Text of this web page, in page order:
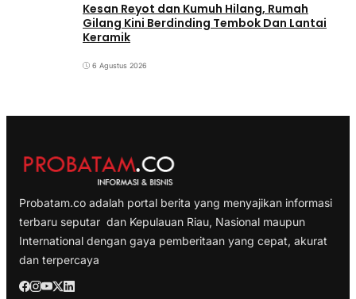
Kesan Reyot dan Kumuh Hilang, Rumah
Gilang Kini Berdinding Tembok Dan Lantai
Keramik
6 Agustus 2026
Probatam.co adalah portal berita yang menyajikan informasi
terbaru seputar dan Kepulauan Riau, Nasional maupun
International dengan gaya pemberitaan yang cepat, akurat
dan terpercaya